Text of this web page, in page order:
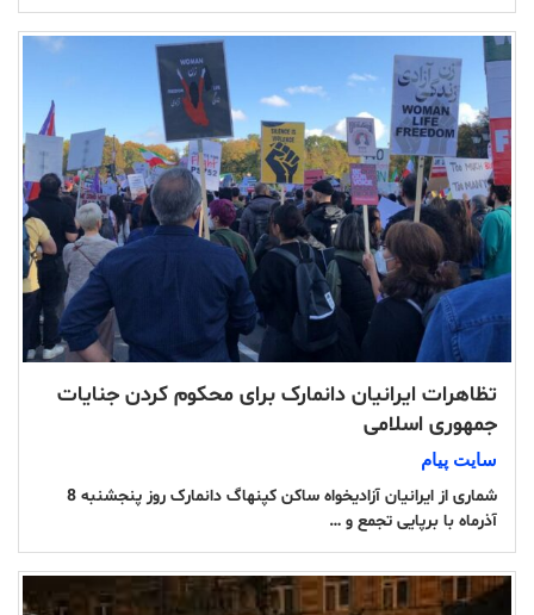
تظاهرات ایرانیان دانمارک برای محکوم کردن جنایات
جمهوری اسلامی
سایت پیام
شماری از ایرانیان آزادیخواه ساکن کپنهاگ دانمارک روز پنجشنبه 8
آذرماه با برپایی تجمع و …